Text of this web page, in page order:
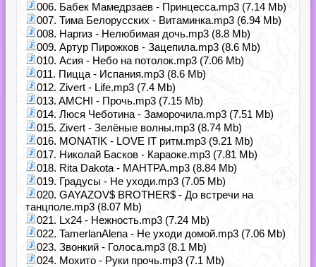
006. Бабек Мамедрзаев - Принцесса.mp3 (7.14 Mb)
007. Тима Белорусских - Витаминка.mp3 (6.94 Mb)
008. Наргиз - Нелюбимая дочь.mp3 (8.8 Mb)
009. Артур Пирожков - Зацепила.mp3 (8.6 Mb)
010. Асия - Небо на потолок.mp3 (7.06 Mb)
011. Пицца - Испания.mp3 (8.6 Mb)
012. Zivert - Life.mp3 (7.4 Mb)
013. AMCHI - Прочь.mp3 (7.15 Mb)
014. Люся Чеботина - Заморочила.mp3 (7.51 Mb)
015. Zivert - Зелёные волны.mp3 (8.74 Mb)
016. MONATIK - LOVE IT ритм.mp3 (9.21 Mb)
017. Николай Басков - Караоке.mp3 (7.81 Mb)
018. Rita Dakota - МАНТРА.mp3 (8.84 Mb)
019. Градусы - Не уходи.mp3 (7.05 Mb)
020. GAYAZOV$ BROTHER$ - До встречи на
танцполе.mp3 (8.07 Mb)
021. Lx24 - Нежность.mp3 (7.24 Mb)
022. TamerlanAlena - Не уходи домой.mp3 (7.06 Mb)
023. Звонкий - Голоса.mp3 (8.1 Mb)
024. Мохито - Руки прочь.mp3 (7.1 Mb)